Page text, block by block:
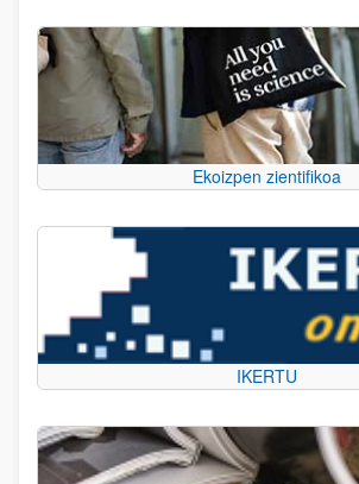
Ekoizpen zientifikoa
IKERTU